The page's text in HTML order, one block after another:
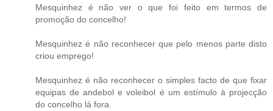
Mesquinhez é não ver o que foi feito em termos de
promoção do concelho!
Mesquinhez é não reconhecer que pelo menos parte disto
criou emprego!
Mesquinhez é não reconhecer o simples facto de que fixar
equipas de andebol e voleibol é um estímulo à projecção
do concelho lá fora.